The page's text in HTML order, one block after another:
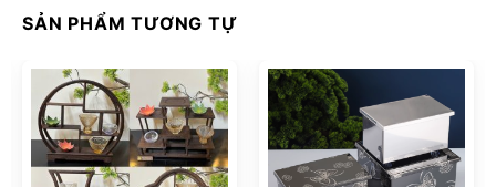
SẢN PHẨM TƯƠNG TỰ